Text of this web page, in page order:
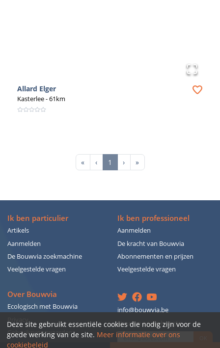
Allard Elger
Kasterlee- 61km
«First‹Previous
1 ›Next
»Last
Ik ben particulier
Artikels
Aanmelden
De Bouwvia zoekmachine
Veelgestelde vragen
Ik ben professioneel
Aanmelden
De kracht van Bouwvia
Abonnementen en prijzen
Veelgestelde vragen
Over Bouwvia
Ecologisch met Bouwvia
Gebruiksvoorwaarden
Contacteer ons
info@bouwvia.be
Hou me op de hoogte
Deze site gebruikt essentiële cookies die nodig zijn voor de
goede werking van de site. Meer informatie over ons
cookiebeleid